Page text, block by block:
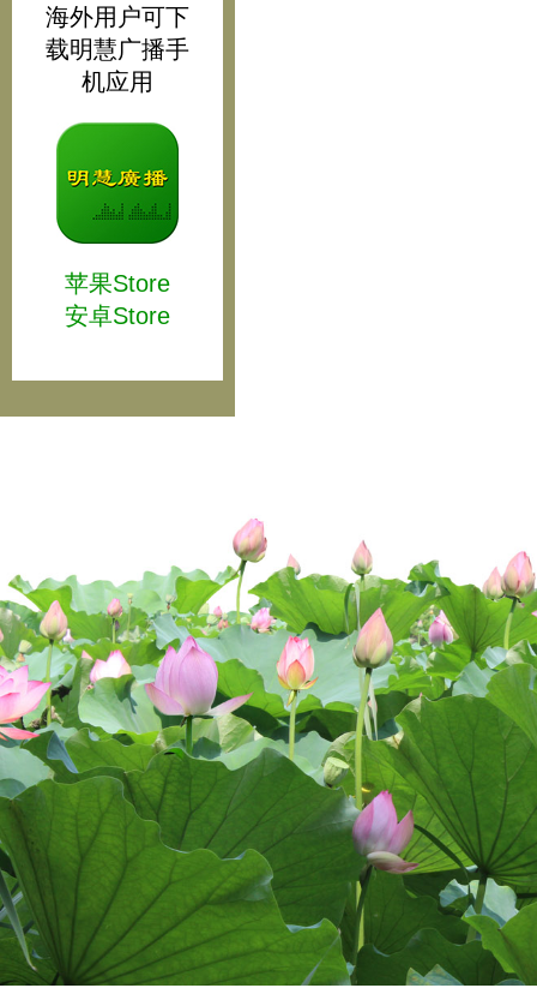
海外用户可下
载明慧广播手
机应用
苹果Store
安卓Store